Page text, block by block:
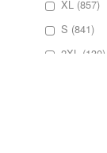
XL (857)
S (841)
2XL (130)